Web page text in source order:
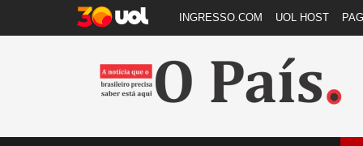
INGRESSO.COM UOL HOST